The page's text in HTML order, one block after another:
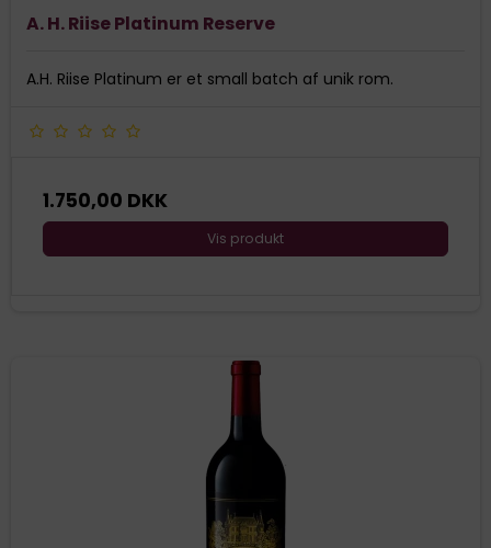
A. H. Riise Platinum Reserve
A.H. Riise Platinum er et small batch af unik rom.
1.750,00 DKK
Vis produkt